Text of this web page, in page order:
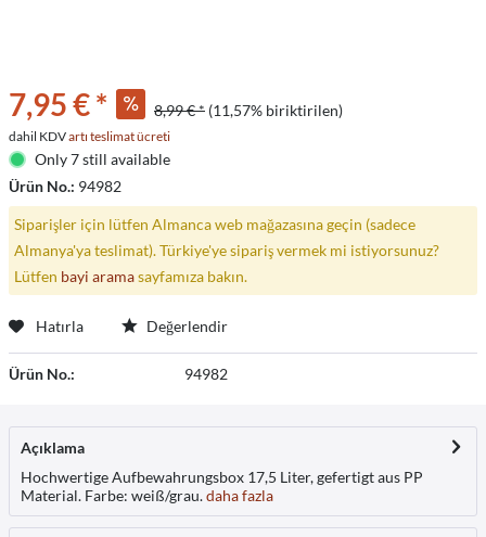
7,95 € * 8,99 € * (11,57% biriktirilen)
dahil KDVartı teslimat ücreti
Only 7 still available
Ürün No.: 94982
Siparişler için lütfen Almanca web mağazasına geçin (sadece
Almanya'ya teslimat). Türkiye'ye sipariş vermek mi istiyorsunuz?
Lütfen bayi aramasayfamıza bakın.
Hatırla Değerlendir
Ürün No.: 94982
Açıklama
Hochwertige Aufbewahrungsbox 17,5 Liter, gefertigt aus PP
Material. Farbe: weiß/grau.daha fazla